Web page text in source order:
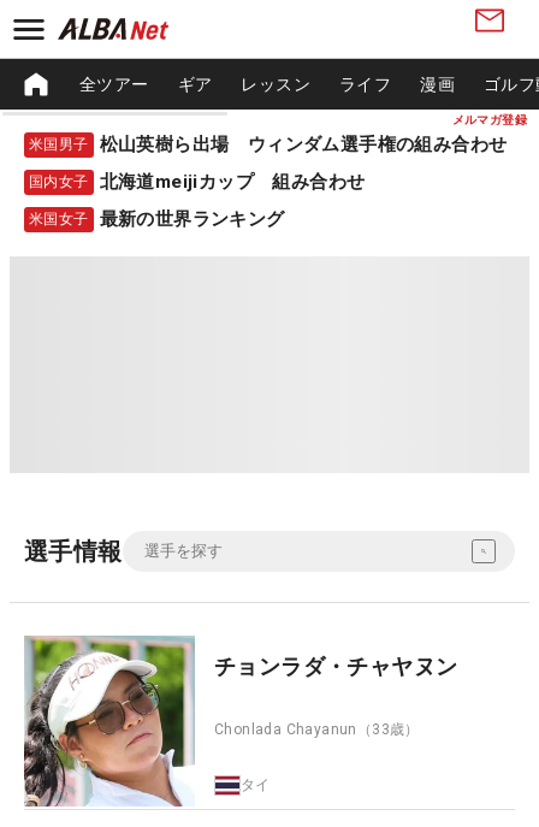
メルマガ登録
全ツアー ギア レッスン ライフ 漫画 ゴル
米国男子 松山英樹ら出場 ウィンダム選手権の組み合わせ
国内女子 北海道meijiカップ 組み合わせ
米国女子 最新の世界ランキング
選手情報
チョンラダ・チャヤヌン
Chonlada Chayanun （33歳）
タイ